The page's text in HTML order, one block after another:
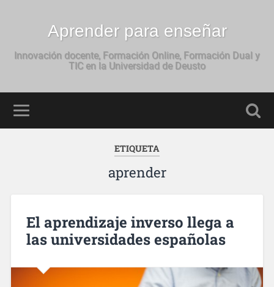
Aprender para enseñar
Innovación docente, Formación Online, Formación Dual y
TIC en la Universidad de Deusto
ETIQUETA
aprender
El aprendizaje inverso llega a
las universidades españolas